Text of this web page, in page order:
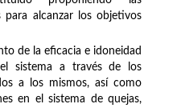
para alcanzar los objetivos
de la eficacia e idoneidad
sistema a través de los
a los mismos, así como
en el sistema de quejas,